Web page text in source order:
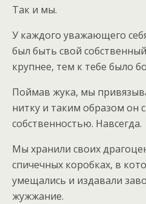
Так и мы.
У каждого уважающего
был быть свой
крупнее, тем к тебе было
Поймав жука, мы
нитку и таким образом он
собственностью. Навсегда.
Мы хранили своих
спичечных коробках, в
умещались и издавали
жужжание.